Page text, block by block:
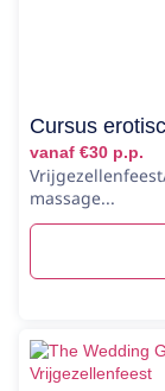
Cursus
vanaf €30 p.p.
massage...